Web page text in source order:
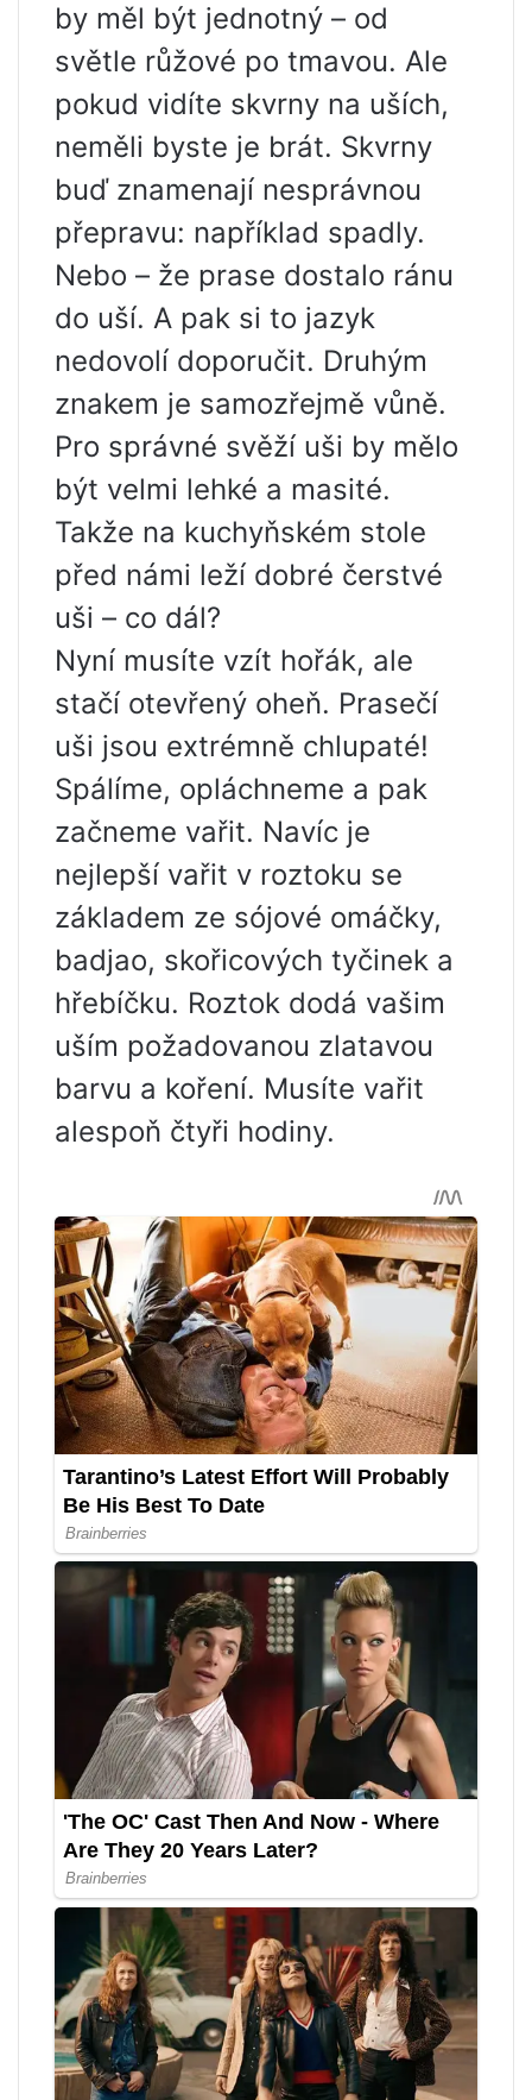
by měl být jednotný – od
světle růžové po tmavou. Ale
pokud vidíte skvrny na uších,
neměli byste je brát. Skvrny
buď znamenají nesprávnou
přepravu: například spadly.
Nebo – že prase dostalo ránu
do uší. A pak si to jazyk
nedovolí doporučit. Druhým
znakem je samozřejmě vůně.
Pro správné svěží uši by mělo
být velmi lehké a masité.
Takže na kuchyňském stole
před námi leží dobré čerstvé
uši – co dál?
Nyní musíte vzít hořák, ale
stačí otevřený oheň. Prasečí
uši jsou extrémně chlupaté!
Spálíme, opláchneme a pak
začneme vařit. Navíc je
nejlepší vařit v roztoku se
základem ze sójové omáčky,
badjao, skořicových tyčinek a
hřebíčku. Roztok dodá vašim
uším požadovanou zlatavou
barvu a koření. Musíte vařit
alespoň čtyři hodiny.